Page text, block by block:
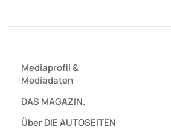
Mediaprofil&
Mediadaten
DAS MAGAZIN.
Über DIE AUTOSEITEN